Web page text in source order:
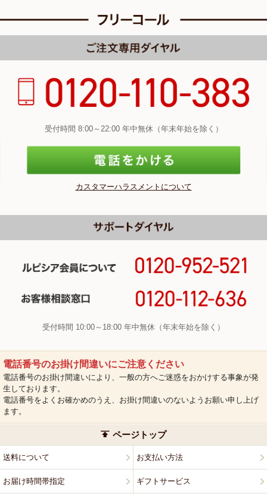
受付時間 8:00～22:00 年中無休（年末年始を除く）
カスタマーハラスメントについて
受付時間 10:00～18:00 年中無休（年末年始を除く）
電話番号のお掛け間違いにご注意ください
電話番号のお掛け間違いにより、一般の方へご迷惑をおかけする事象が発
生しております。
電話番号をよくお確かめのうえ、お掛け間違いのないようお願い申し上げ
ます。
ページトップ
送料について お支払い方法
お届け時間帯指定 ギフトサービス